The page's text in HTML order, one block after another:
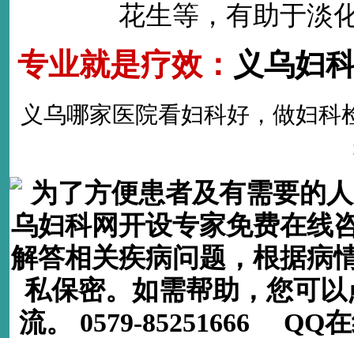
花生等，有助于淡
专业就是疗效： 义乌妇
义乌哪家医院看妇科好 ，做妇科
为了方便患者及有需要的
乌妇科网开设专家免费在线
解答相关疾病问题，根据病
私保密。如需帮助，您可
流。 0579-85251666 QQ